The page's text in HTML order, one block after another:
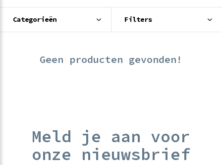
Categorieën Filters
Geen producten gevonden!
Meld je aan voor
onze nieuwsbrief